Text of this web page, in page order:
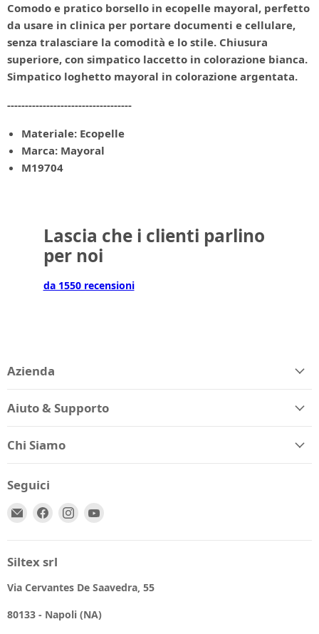
Comodo e pratico borsello in ecopelle mayoral, perfetto
da usare in clinica per portare documenti e cellulare,
senza tralasciare la comodità e lo stile. Chiusura
superiore, con simpatico laccetto in colorazione bianca.
Simpatico loghetto mayoral in colorazione argentata.
-----------------------------------
Materiale: Ecopelle
Marca: Mayoral
M19704
Lascia che i clienti parlino
per noi
da 1550 recensioni
Azienda
Aiuto & Supporto
Chi Siamo
Seguici
Email
Trovaci Trovaci
Siltex srl
Via Cervantes De Saavedra, 55
80133 - Napoli (NA)